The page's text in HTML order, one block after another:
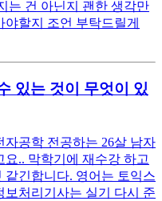
는 건 아닌지 괜한 생각만
할지 조언 부탁드릴게
있는 것이 무엇이 있
공학 전공하는 26살 남자
요.. 막학기에 재수강 하고
같긴합니다. 영어는 토익스
보처리기사는 실기 다시 준